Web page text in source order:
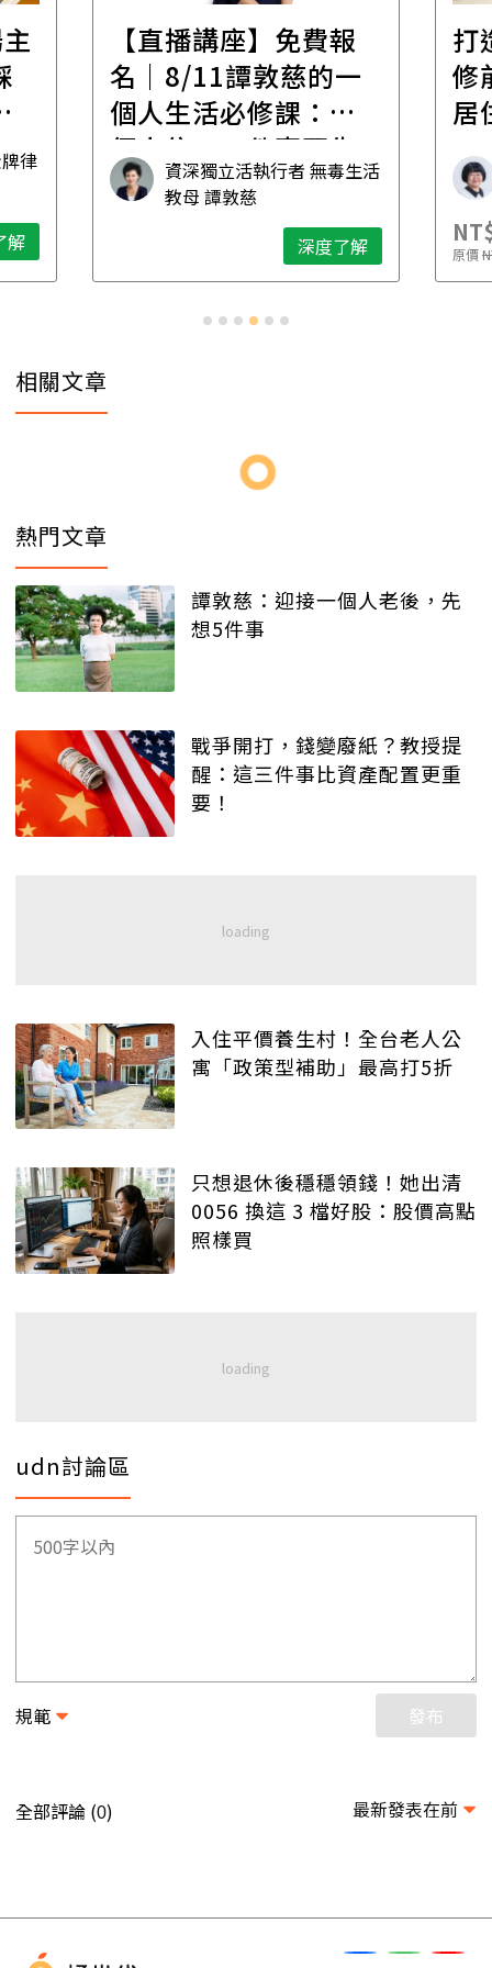
律
解
【直播講座】免費報
名｜8/11譚敦慈的一
個人生活必修課：一
個人住，五件事要先
想清楚！資深獨立活執行者 無毒生活
教母 譚敦慈
深度了解
打
修
居
原價
相關文章
熱門文章
譚敦慈：迎接一個人老後，先
想5件事
戰爭開打，錢變廢紙？教授提
醒：這三件事比資產配置更重
要！
入住平價養生村！全台老人公
寓「政策型補助」最高打5折
只想退休後穩穩領錢！她出清
0056 換這 3 檔好股：股價高點
照樣買
udn討論區
規範 發布
全部評論 (0) 最新發表在前